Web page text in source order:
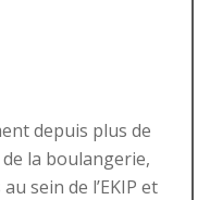
depuis plus de
la boulangerie,
sein de l’EKIP et